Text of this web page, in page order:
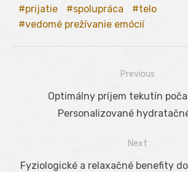
prijatie
spolupráca
telo
vedomé prežívanie emócií
Navigácia
Previous
PreviousOptimálny príjem tekutín
Personalizované
Next
Next
Fyziologické a relaxačné benefity